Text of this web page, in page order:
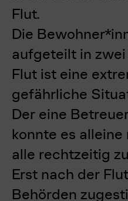
Flut.
Die
aufgeteilt in zwei
Flut ist eine
gefährliche
Der eine
konnte es
alle rechtzeitig
Erst nach der
Behörden